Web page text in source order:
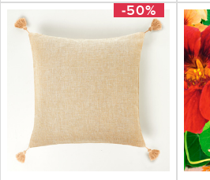
-50%